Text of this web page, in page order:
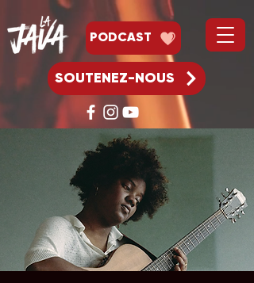
PODCAST
SOUTENEZ-NOUS